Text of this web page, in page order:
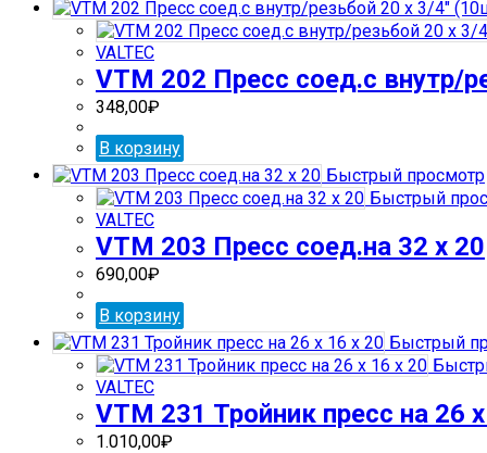
VALTEC
VTM 202 Пресс соед.с внутр/
348,00₽
В корзину
Быстрый просмотр
Быстрый
VALTEC
VTM 203 Пресс соед.на 32 х 20
690,00₽
В корзину
Быстрый
VALTEC
VTM 231 Тройник пресс на 26
1.010,00₽